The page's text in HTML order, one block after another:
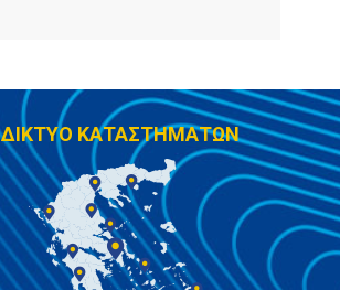
ΔΙΚΤΥΟ ΚΑΤΑΣΤΗΜΑΤΩΝ